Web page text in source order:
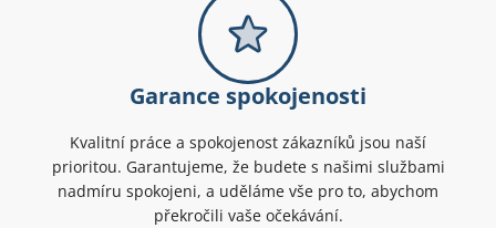
Garance spokojenosti
Kvalitní práce a spokojenost zákazníků jsou naší
prioritou. Garantujeme, že budete s našimi službami
nadmíru spokojeni, a uděláme vše pro to, abychom
překročili vaše očekávání.